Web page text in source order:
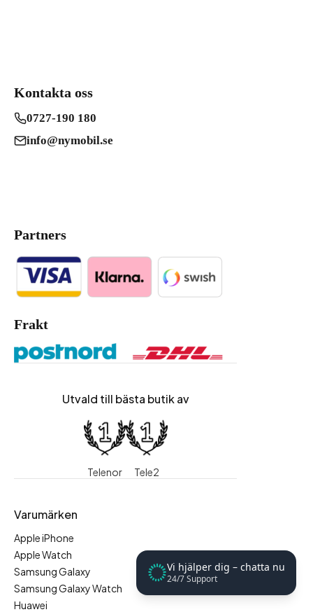
Vi hjälper dig – chatta nu
24/7 Support
Kontakta oss
0727-190 180
info@nymobil.se
Partners
Frakt
Utvald till bästa butik av
Telenor Tele2
Varumärken
Apple iPhone
Apple Watch
Samsung Galaxy
Samsung Galaxy Watch
Huawei